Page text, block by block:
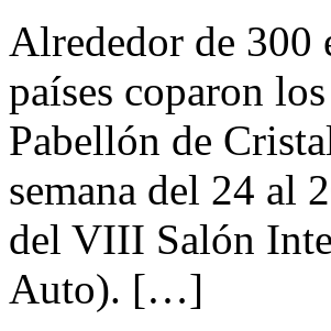
Alrededor de 300
países coparon
Pabellón de
semana del 24 al
del VIII Salón
Auto). […]